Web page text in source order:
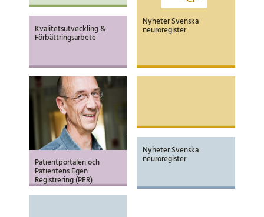
Kvalitetsutveckling &
Förbättringsarbete
Patientportalen och
Patientens Egen
Registrering (PER)
Nyheter Svenska
neuroregister
Nyheter Svenska
neuroregister